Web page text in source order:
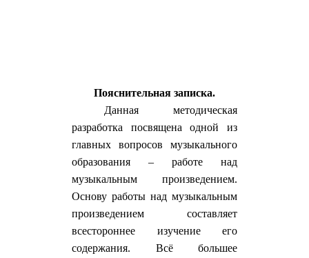
Пояснительная записка.
Данная методическая
разработка посвящена одной из
главных вопросов музыкального
образования – работе над
музыкальным произведением.
Основу работы над музыкальным
произведением составляет
всестороннее изучение его
содержания. Всё большее